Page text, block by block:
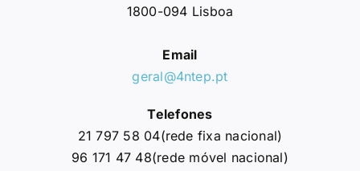
1800-094 Lisboa
Email
geral@4ntep.pt
Telefones
21 797 58 04(rede fixa nacional)
96 171 47 48(rede móvel nacional)